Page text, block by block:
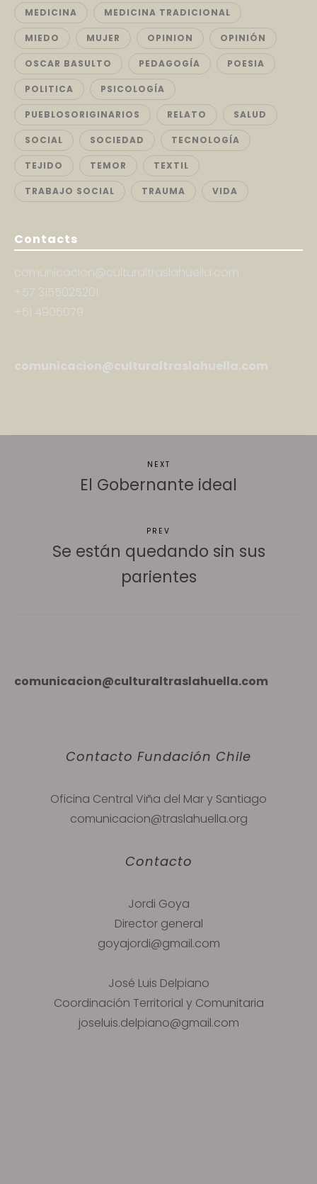
MEDICINA MEDICINA TRADICIONAL
MIEDO MUJER OPINION OPINIÓN
OSCAR BASULTO PEDAGOGÍA POESIA
POLITICA PSICOLOGÍA
PUEBLOSORIGINARIOS RELATO SALUD
SOCIAL SOCIEDAD TECNOLOGÍA
TEJIDO TEMOR TEXTIL
TRABAJO SOCIAL TRAUMA VIDA
Contacts
comunicacion@culturaltraslahuella.com
+57 3155025201
+61 4906079
comunicacion@culturaltraslahuella.com
NEXT
El Gobernante ideal
PREV
Se están quedando sin sus
parientes
comunicacion@culturaltraslahuella.com
Contacto Fundación Chile
Oficina Central Viña del Mar y Santiago
comunicacion@traslahuella.org
Contacto
Jordi Goya
Director general
goyajordi@gmail.com
José Luis Delpiano
Coordinación Territorial y Comunitaria
joseluis.delpiano@gmail.com